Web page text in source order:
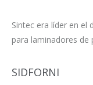
Sintec era líder en el
para laminadores de
SIDFORNI